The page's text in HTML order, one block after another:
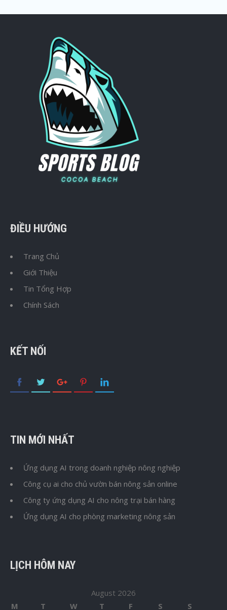
ĐIỀU HƯỚNG
Trang Chủ
Giới Thiệu
Tin Tổng Hợp
Chính Sách
KẾT NỐI
TIN MỚI NHẤT
Ứng dụng AI trong doanh nghiệp nông nghiệp
Công cụ ai cho chủ vườn bán nông sản online
Công ty ứng dụng AI cho nông trại bán hàng
Ứng dụng AI cho phòng marketing nông sản
LỊCH HÔM NAY
August 2026
M
T W T F S S